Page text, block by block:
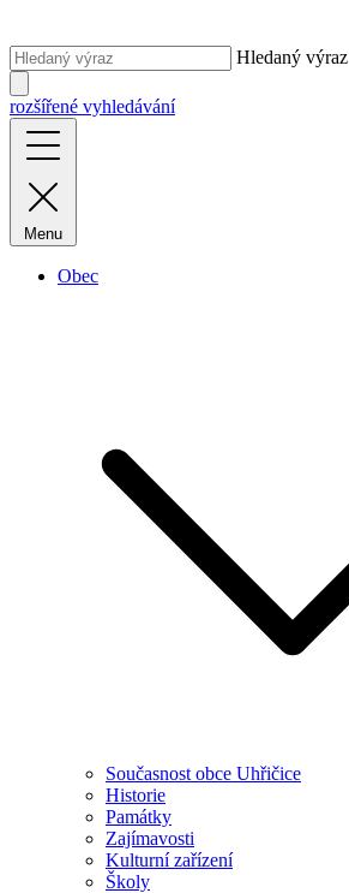
Hledaný výraz
rozšířené vyhledávání
Menu
Obec
Současnost obce Uhřičice
Historie
Památky
Zajímavosti
Kulturní zařízení
Školy